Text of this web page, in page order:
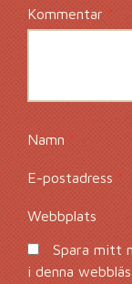
Kommentar*
Namn *
E-postadress *
Webbplats
Spara mitt
i denna